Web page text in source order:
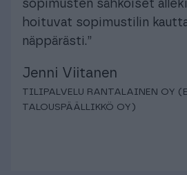
sopimusten sähköiset
hoituvat sopimustilin
näppärästi.”
Jenni Viitanen
TILIPALVELU RANTALAINEN OY
TALOUSPÄÄLLIKKÖ OY)